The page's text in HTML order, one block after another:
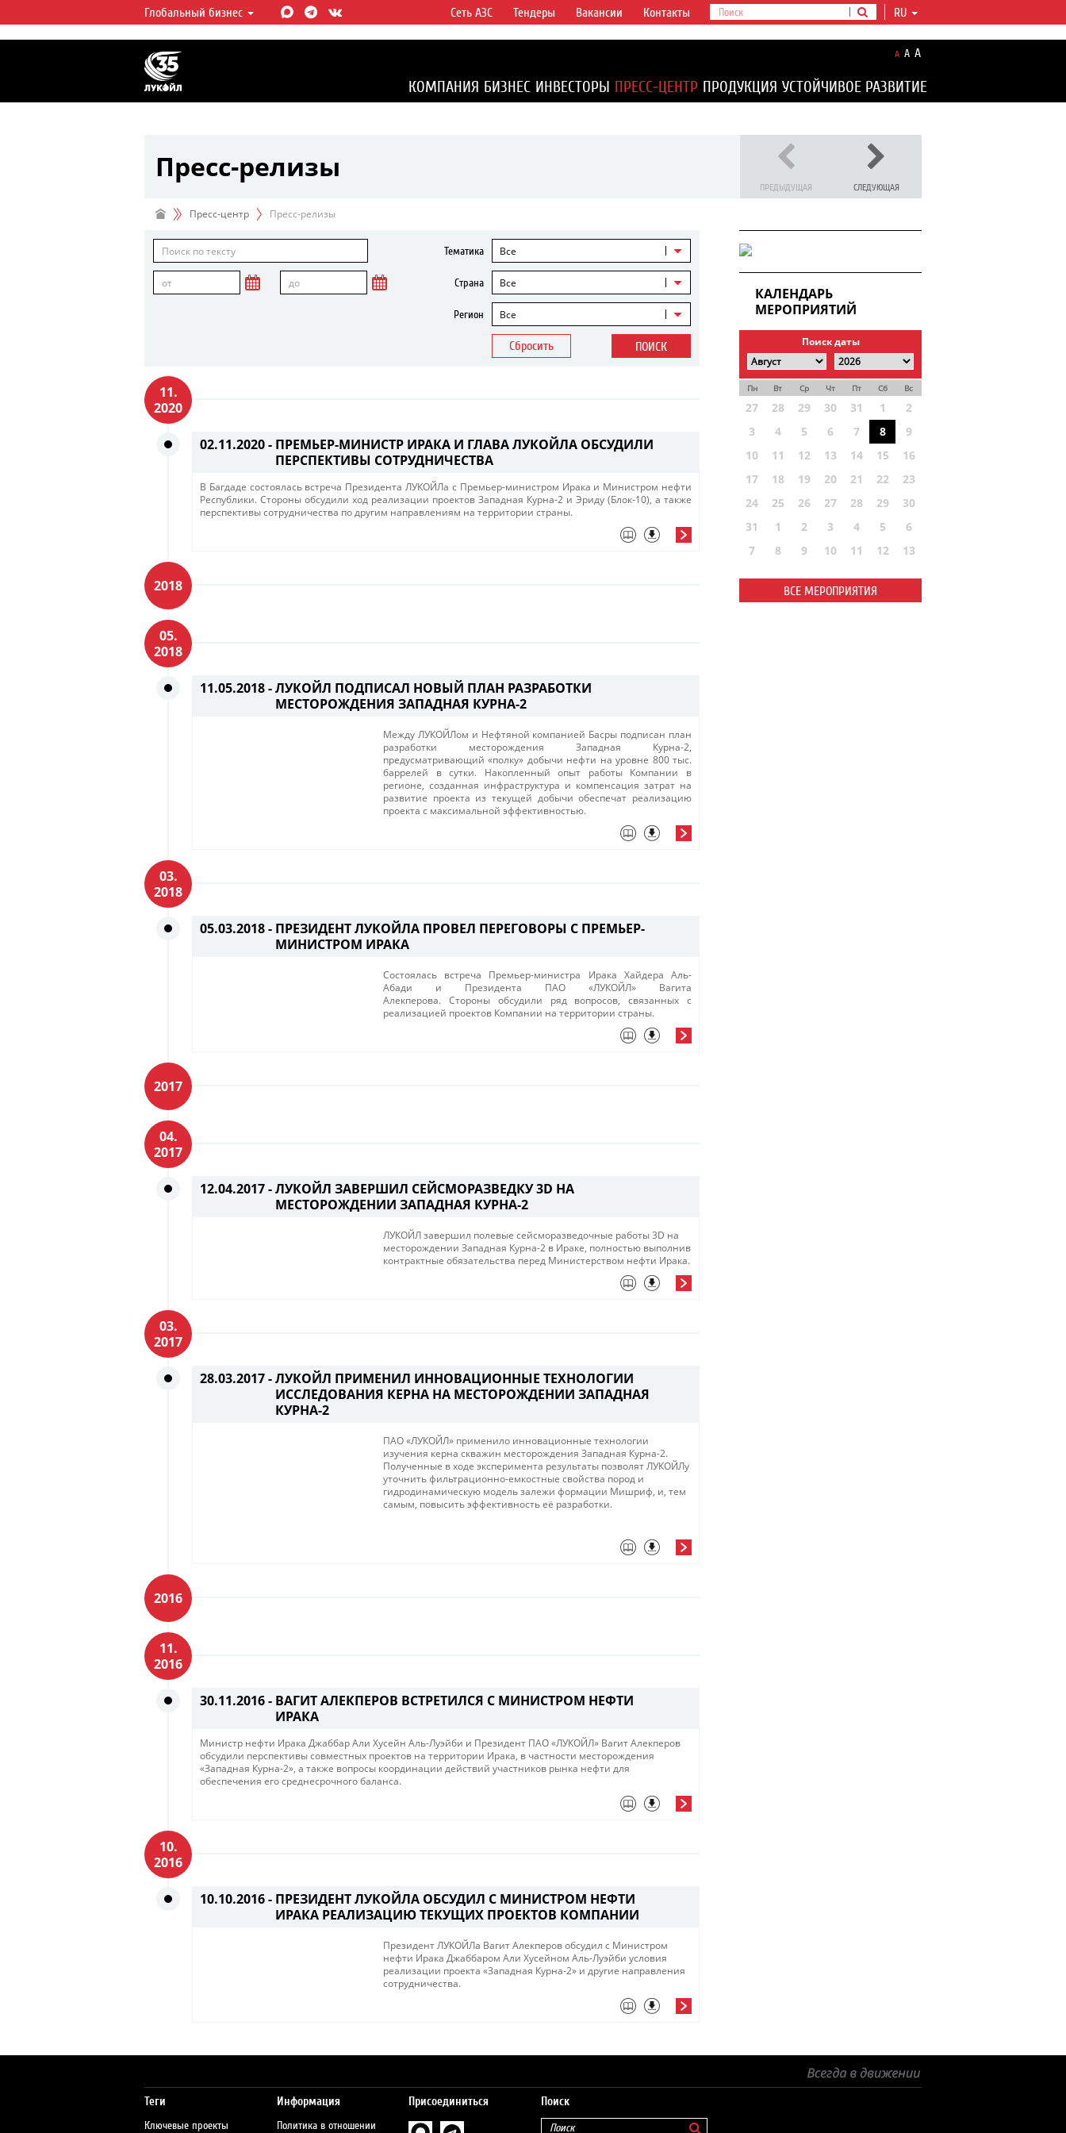
ЛУКОЙЛ СЕГОДНЯ
ЛУКОЙЛ — одна из крупнейших вертикально
интегрированных нефтегазовых компаний в
мире, на долю которой приходится более 2%
мировой добычи нефти и около 1% доказанных
Глобальный бизнес RU
Сеть АЗС Тендеры Вакансии Контакты
A A A
КОМПАНИЯ БИЗНЕС ИНВЕСТОРЫ ПРЕСС-ЦЕНТР ПРОДУКЦИЯ УСТОЙЧИВОЕ РАЗВИТИЕ
Пресс-релизы
ПРЕДЫДУЩАЯ СЛЕДУЮЩАЯ
Пресс-центр Пресс-релизы
Тематика Все
Страна Все
Регион Все
Сбросить ПОИСК
11.
2020
02.11.2020 - ПРЕМЬЕР-МИНИСТР ИРАКА И ГЛАВА ЛУКОЙЛА ОБСУДИЛИ
ПЕРСПЕКТИВЫ СОТРУДНИЧЕСТВА
В Багдаде состоялась встреча Президента ЛУКОЙЛа с Премьер-министром Ирака и​ Министром нефти
Республики. Стороны обсудили ход реализации проектов Западная Курна-2 и Эриду (Блок-10), а также
перспективы сотрудничества по другим направлениям на территории страны.
2018
05.
2018
11.05.2018 -ЛУКОЙЛ ПОДПИСАЛ НОВЫЙ ПЛАН РАЗРАБОТКИ
МЕСТОРОЖДЕНИЯ ЗАПАДНАЯ КУРНА-2
​Между ЛУКОЙЛом и Нефтяной компанией Басры подписан план
разработки месторожд​ения Западная Курна-2,
предусматривающий «полку» добычи нефти на уровне 800 тыс.
баррелей в сутки. Накопленный опыт работы Компании в
регионе, созданная инфраструктура и компенсация затрат на
развитие проекта из текущей добычи обеспечат реализацию
проекта с максимальной эффективностью.​
03.
2018
05.03.2018 - ПРЕЗИДЕНТ ЛУКОЙЛА ПРОВЕЛ ПЕРЕГОВОРЫ С ПРЕМЬЕР-
МИНИСТРОМ ИРАКА
Cостоялась встреча Премьер-министра Ирака Хайдера Аль-
Абади и Президента ​ПАО «ЛУКОЙЛ» Вагита
Алекперова. Стороны обсудили ряд вопросов, связанных с
реализацией проектов Компании на территории страны.​
2017
04.
2017
12.04.2017 -ЛУКОЙЛ ЗАВЕРШИЛ СЕЙСМОРАЗВЕДКУ 3D НА
МЕСТОРОЖДЕНИИ ЗАПАДНАЯ КУРНА-2
ЛУКОЙЛ завершил полевые сейсморазведочные работы 3D на
месторождении Западная Курна-2 в Ираке, полностью выполнив
контрактные обязательства перед Министерством нефти Ирака.
03.
2017
28.03.2017 -ЛУКОЙЛ ПРИМЕНИЛ ИННОВАЦИОННЫЕ ТЕХНОЛОГИИ
ИССЛЕДОВАНИЯ КЕРНА НА МЕСТОРОЖДЕНИИ ЗАПАДНАЯ
КУРНА-2
ПАО «ЛУКОЙЛ» применило инновационные технологии
изучения керна скважин месторождения Западная Курна-2.
Полученные в ходе эксперимента результаты позволят ЛУКОЙЛу
уточнить фильтрационно-емкостные свойства пород и
гидродинамическую модель залежи формации Мишриф, и, тем
самым, повысить эффективность её разработки.
2016
11.
2016
30.11.2016 - ВАГИТ АЛЕКПЕРОВ ВСТРЕТИЛСЯ С МИНИСТРОМ НЕФТИ
ИРАКА
Министр нефти Ирака Джаббар Али Хусейн Аль-Луэйби и Президент ПАО «ЛУКОЙЛ» Вагит Алекперов
обсудили перспективы совместных проектов на территории Ирака, в частности месторождения
«Западная Курна-2», а также вопросы координации действий участников рынка нефти для
обеспечения его среднесрочного баланса.
10.
2016
10.10.2016 - ПРЕЗИДЕНТ ЛУКОЙЛА ОБСУДИЛ С МИНИСТРОМ НЕФТИ
ИРАКА РЕАЛИЗАЦИЮ ТЕКУЩИХ ПРОЕКТОВ КОМПАНИИ
Президент ЛУКОЙЛа Вагит Алекперов обсудил с Министром
нефти Ирака Джаббаром Али Хусейном Аль-Луэйби условия
реализации проекта «Западная Курна-2» и другие направления
сотрудничества.
КАЛЕНДАРЬ
МЕРОПРИЯТИЙ
Поиск даты
Пн Вт Ср Чт Пт Сб Вс
27 28 29 30 31 1
2
3
4 5 6 7 8
9
10
11 12 13 14 15
16
17
18 19 20 21 22
23
24
25 26 27 28 29
30
31
1 2 3 4 5
6
7
8 9 10 11 12 13
ВСЕ МЕРОПРИЯТИЯ
Теги
Ключевые проекты
Информация
Политика в отношении
Присоединиться Поиск